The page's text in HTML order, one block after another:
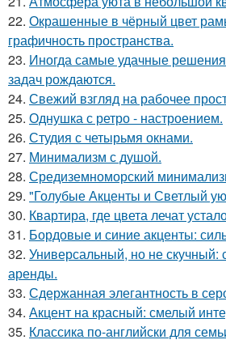
22. Окрашенные в чёрный цвет
графичность пространства.
23. Иногда самые удачные
задач рождаются.
24. Свежий взгляд на рабочее
25. Однушка с ретро - настроением.
26. Студия с четырьмя окнами.
27. Минимализм с душой.
28. Средиземноморский
29. "Голубые Акценты и Светлый
30. Квартира, где цвета лечат
31. Бордовые и синие акценты:
32. Универсальный, но не скучный:
аренды.
33. Сдержанная элегантность в
34. Акцент на красный: смелый
35. Классика по-английски для